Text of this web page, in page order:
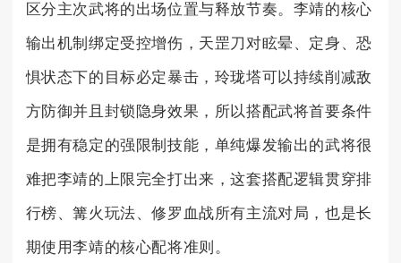
区分主次武将的出场位置与释放节奏。李靖的核心
输出机制绑定受控增伤，天罡刀对眩晕、定身、恐
惧状态下的目标必定暴击，玲珑塔可以持续削减敌
方防御并且封锁隐身效果，所以搭配武将首要条件
是拥有稳定的强限制技能，单纯爆发输出的武将很
难把李靖的上限完全打出来，这套搭配逻辑贯穿排
行榜、篝火玩法、修罗血战所有主流对局，也是长
期使用李靖的核心配将准则。